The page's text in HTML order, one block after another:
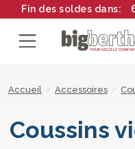
Fin des soldes dans:
Accueil / Accessoires /
Coussins